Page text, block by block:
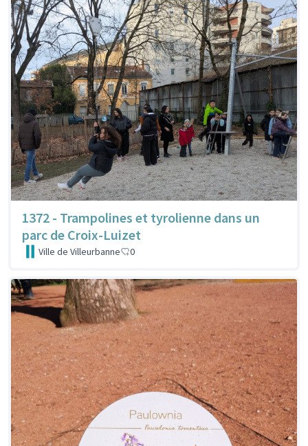
1372 - Trampolines et tyrolienne dans un
parc de Croix-Luizet
Ville de Villeurbanne 0